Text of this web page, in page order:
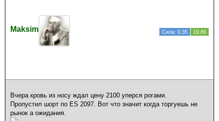
Maksim Сила: 0.35 19.86
Вчера кровь из носу ждал цену 2100 уперся рогами.
Пропустил шорт по ES 2097. Вот что значит когда торгуешь не
рынок а ожидания.